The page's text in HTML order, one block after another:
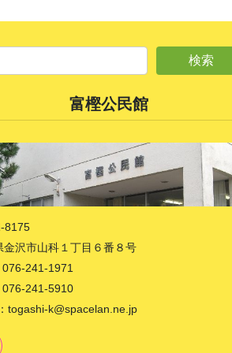
富樫公民館
8175
金沢市山科１丁目６番８号
241-1971
076-241-5910
togashi-k@spacelan.ne.jp